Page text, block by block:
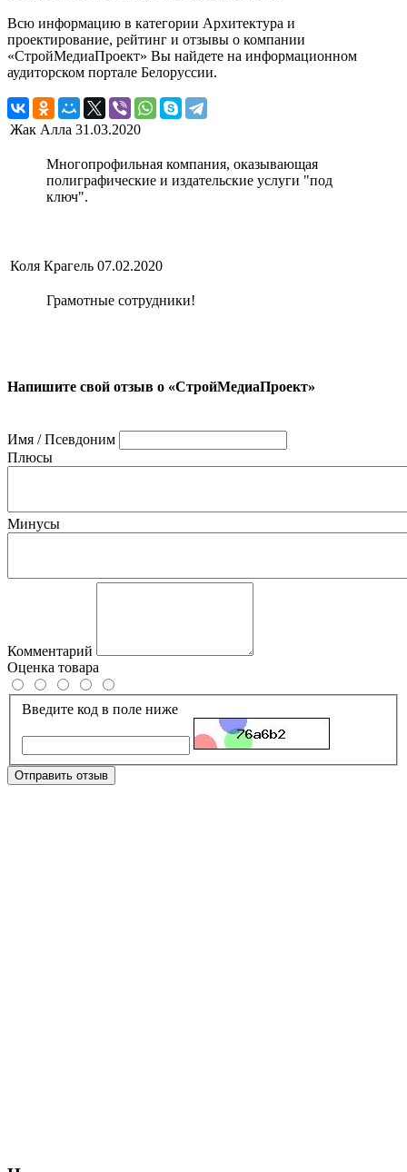
Всю информацию в категории Архитектура и
проектирование, рейтинг и отзывы о компании
«СтройМедиаПроект» Вы найдете на информационном
аудиторском портале Белоруссии.
Жак Алла 31.03.2020
Многопрофильная компания, оказывающая
полиграфические и издательские услуги "под
ключ".
Коля Крагель 07.02.2020
Грамотные сотрудники!
Напишите свой отзыв о «СтройМедиаПроект»
Имя / Псевдоним
Плюсы
Минусы
Комментарий
Оценка товара
Введите код в поле ниже
Отправить отзыв